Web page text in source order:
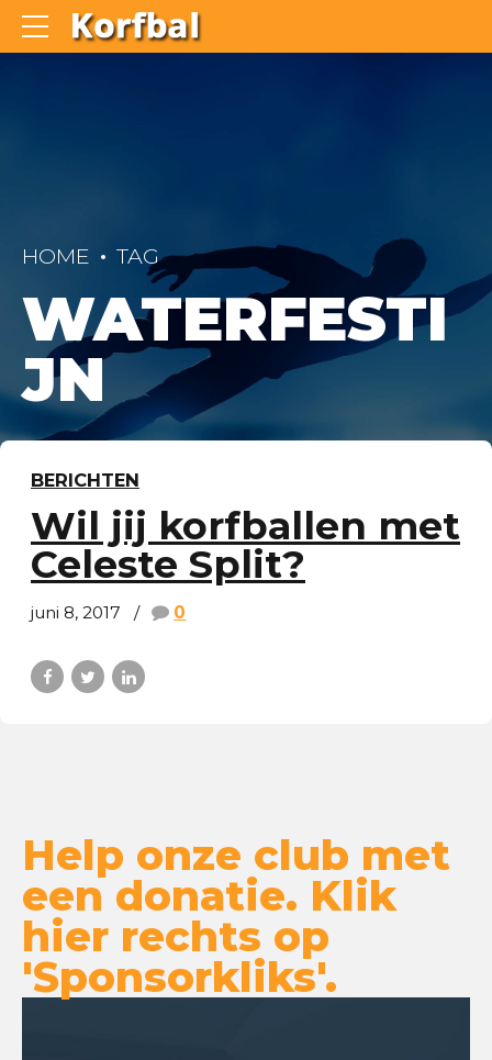
HOME TAG
WATERFESTI
JN
BERICHTEN
Wil jij korfballen met
Celeste Split?
juni 8, 2017 0
Help onze club met
een donatie. Klik
hier rechts op
'Sponsorkliks'.